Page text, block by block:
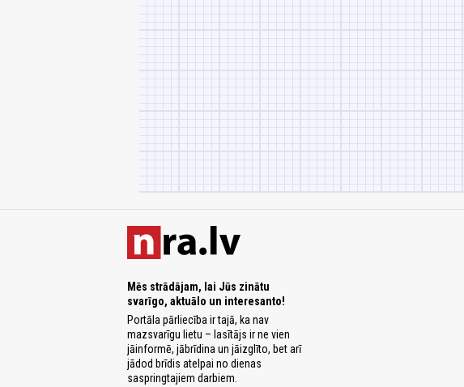
Mēs strādājam, lai Jūs zinātu
svarīgo, aktuālo un interesanto!
Portāla pārliecība ir tajā, ka nav
mazsvarīgu lietu – lasītājs ir ne vien
jāinformē, jābrīdina un jāizglīto, bet arī
jādod brīdis atelpai no dienas
saspringtajiem darbiem.